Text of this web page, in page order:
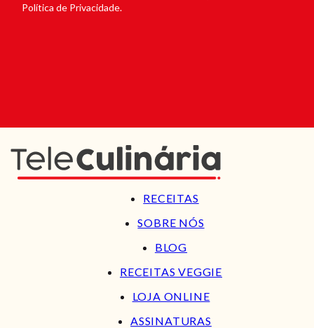
Política de Privacidade.
RECEITAS
SOBRE NÓS
BLOG
RECEITAS VEGGIE
LOJA ONLINE
ASSINATURAS